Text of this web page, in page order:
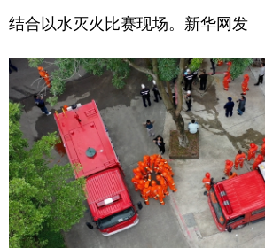
结合以水灭火比赛现场。新华网发